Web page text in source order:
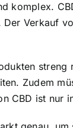
komplex.
Verkauf
Zudem
CBD ist